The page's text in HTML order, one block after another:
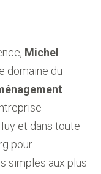
Michel
domaine du
et dans toute
pour
simples aux plus